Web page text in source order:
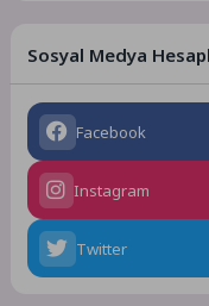
Sosyal Medya
Facebook
Instagram
Twitter